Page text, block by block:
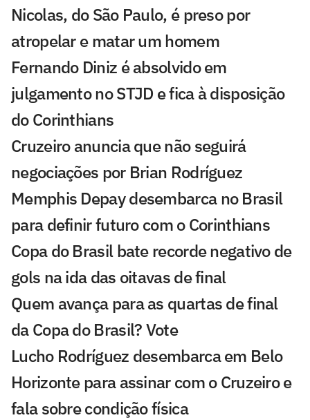
Nicolas, do São Paulo, é preso por
atropelar e matar um homem
Fernando Diniz é absolvido em
julgamento no STJD e fica à disposição
do Corinthians
Cruzeiro anuncia que não seguirá
negociações por Brian Rodríguez
Memphis Depay desembarca no Brasil
para definir futuro com o Corinthians
Copa do Brasil bate recorde negativo de
gols na ida das oitavas de final
Quem avança para as quartas de final
da Copa do Brasil? Vote
Lucho Rodríguez desembarca em Belo
Horizonte para assinar com o Cruzeiro e
fala sobre condição física